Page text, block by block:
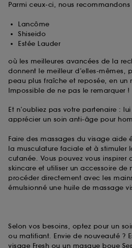
Parmi ceux-ci, nous recommandons
Lancôme
Shiseido
Estée Lauder
où les meilleures avancées de la
donnent le meilleur d’elles-mêmes,
peau plus fraîche et reposée, en un
Impossible de ne pas le remarquer !
Et n’oubliez pas votre partenaire :
apprécier un soin anti-âge pour
Faire des massages du visage aide
la musculature faciale et à stimuler
cutanée. Vous pouvez vous inspirer
skincare et utiliser un accessoire de
procéder directement avec les
émulsionné une huile de massage
Selon vos besoins, optez pour un
ou matifiant. Envie de nouveauté ?
visage Fresh ou un masque boue